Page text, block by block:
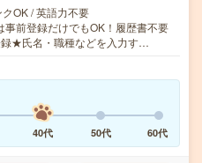
OK / 英語力不要
前登録だけでもOK！履歴書不要
★氏名・職種などを入力す…
40代 50代 60代